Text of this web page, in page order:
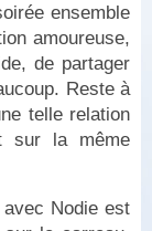
ensemble
amoureuse,
de partager
Reste à
telle relation
sur la même
avec Nodie est